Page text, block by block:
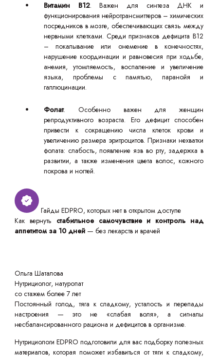
Витамин B12. Важен для синтеза ДНК и
функционирования нейротрансмиттеров – химических
посредников в мозге, обеспечивающих связь между
нервными клетками. Среди признаков дефицита B12
– покалывание или онемение в конечностях,
нарушение координации и равновесия при ходьбе,
анемия, утомляемость, воспаление и увеличение
языка, проблемы с памятью, паранойя и
галлюцинации.
Фолат. Особенно важен для женщин
репродуктивного возраста. Его дефицит способен
привести к сокращению числа клеток крови и
увеличению размера эритроцитов. Признаки нехватки
фолата: слабость, появление язв во рту, задержка в
развитии, а также изменения цвета волос, кожного
покрова и ногтей.
Гайды EDPRO, которых нет в открытом доступе
Как вернуть стабильное самочувствие и контроль над
аппетитом за 10 дней — без лекарств и врачей
Ольга Шаталова
Нутрициолог, натуропат
со стажем более 7 лет
Постоянный голод, тяга к сладкому, усталость и перепады
настроения — это не «слабая воля», а сигналы
несбалансированного рациона и дефицитов в организме.
Нутрициологи EDPRO подготовили для вас подборку полезных
материалов, которая поможет избавиться от тяги к сладкому,